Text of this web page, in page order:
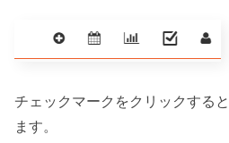
チェックマークをクリックする
ます。